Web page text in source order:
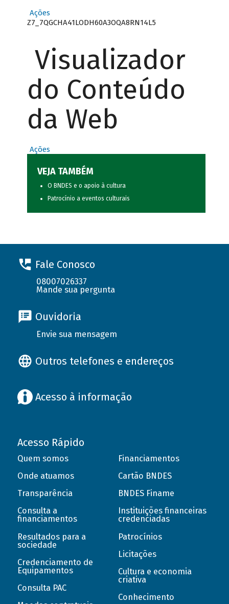
Ações
Z7_7QGCHA41LODH60A3OQA8RN14L5
Visualizador
do Conteúdo
da Web
Ações
VEJA TAMBÉM
O BNDES e o apoio à cultura
Patrocínio a eventos culturais
Fale Conosco
08007026337
Mande sua pergunta
Ouvidoria
Envie sua mensagem
Outros telefones e endereços
Acesso à informação
Acesso Rápido
Quem somos
Onde atuamos
Transparência
Consulta a
financiamentos
Resultados para a
sociedade
Credenciamento de
Equipamentos
Consulta PAC
Financiamentos
Cartão BNDES
BNDES Finame
Instituições financeiras
credenciadas
Patrocínios
Licitações
Cultura e economia
criativa
Conhecimento